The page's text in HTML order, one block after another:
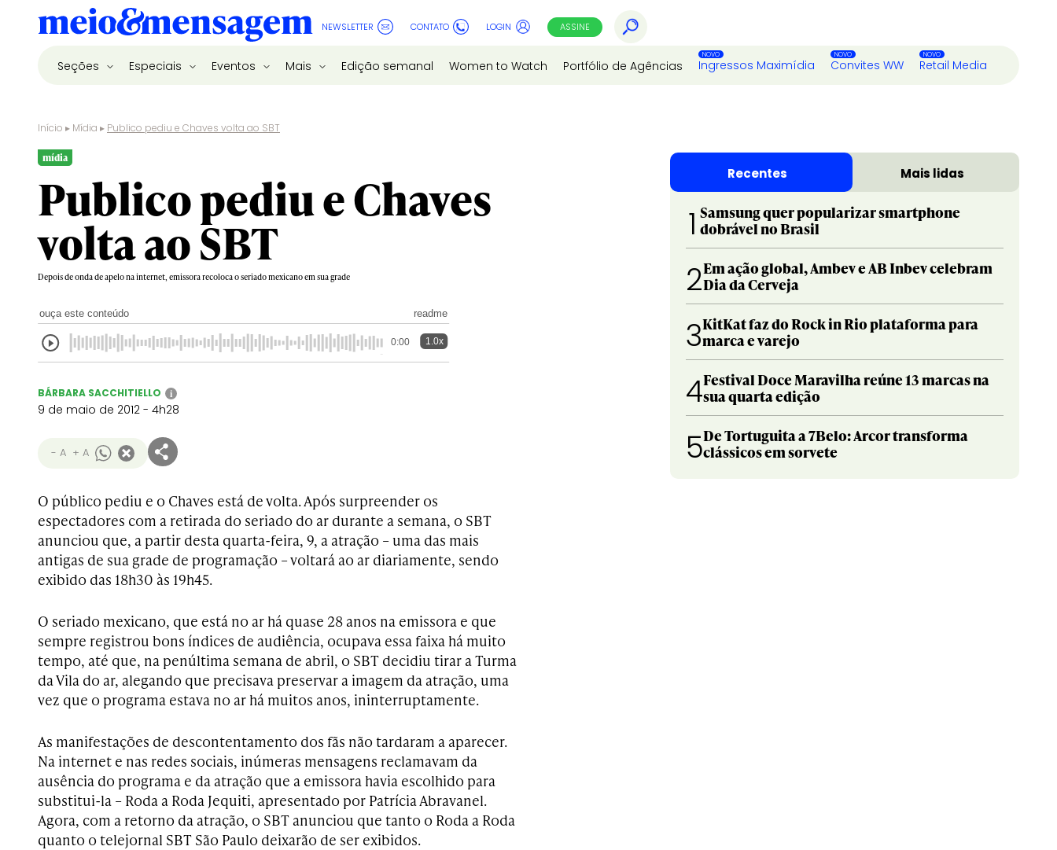
NEWSLETTER CONTATO LOGIN ASSINE
Seções Especiais Eventos Mais Edição semanal Women to Watch Portfólio de Agências Ingressos Maximídia Convites WW Retail Media
Início ▸ Mídia ▸ Publico pediu e Chaves volta ao SBT
mídia
Publico pediu e Chaves
volta ao SBT
Depois de onda de apelo na internet, emissora recoloca o seriado mexicano em sua grade
ouça este conteúdo readme
0:00 1.0x
BÁRBARA SACCHITIELLO i
9 de maio de 2012 - 4h28
- A + A
O público pediu e o Chaves está de volta. Após surpreender os
espectadores com a retirada do seriado do ar durante a semana, o SBT
anunciou que, a partir desta quarta-feira, 9, a atração – uma das mais
antigas de sua grade de programação – voltará ao ar diariamente, sendo
exibido das 18h30 às 19h45.
O seriado mexicano, que está no ar há quase 28 anos na emissora e que
sempre registrou bons índices de audiência, ocupava essa faixa há muito
tempo, até que, na penúltima semana de abril, o SBT decidiu tirar a Turma
da Vila do ar, alegando que precisava preservar a imagem da atração, uma
vez que o programa estava no ar há muitos anos, ininterruptamente.
As manifestações de descontentamento dos fãs não tardaram a aparecer.
Na internet e nas redes sociais, inúmeras mensagens reclamavam da
ausência do programa e da atração que a emissora havia escolhido para
substitui-la – Roda a Roda Jequiti, apresentado por Patrícia Abravanel.
Agora, com a retorno da atração, o SBT anunciou que tanto o Roda a Roda
quanto o telejornal SBT São Paulo deixarão de ser exibidos.
Recentes Mais lidas
1 Samsung quer popularizar smartphone
dobrável no Brasil
2Em ação global, Ambev e AB Inbev celebram
Dia da Cerveja
3KitKat faz do Rock in Rio plataforma para
marca e varejo
4Festival Doce Maravilha reúne 13 marcas na
sua quarta edição
5De Tortuguita a 7Belo: Arcor transforma
clássicos em sorvete